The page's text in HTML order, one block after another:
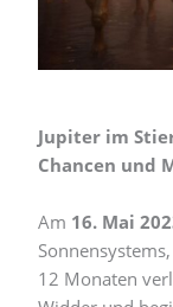
Jupiter im
Chancen und
Am 16. Mai
Sonnensystems,
12 Monaten